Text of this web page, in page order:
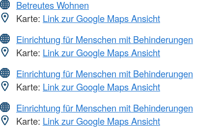
Betreutes Wohnen
Karte: Link zur Google Maps Ansicht
Einrichtung für Menschen mit Behinderungen
Karte: Link zur Google Maps Ansicht
Einrichtung für Menschen mit Behinderungen
Karte: Link zur Google Maps Ansicht
Einrichtung für Menschen mit Behinderungen
Karte: Link zur Google Maps Ansicht